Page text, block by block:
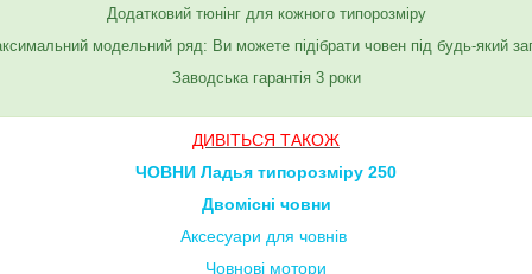
Додатковий тюнінг для кожного типорозміру
модельний ряд: Ви можете підібрати човен під будь-який
Заводська гарантія 3 роки
ДИВІТЬСЯ ТАКОЖ
ЧОВНИ Ладья типорозміру 250
Двомісні човни
Аксесуари для човнів
Човнові мотори